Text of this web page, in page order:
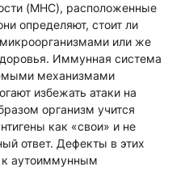
(MHC), расположенные
определяют, стоит ли
или же
Иммунная система
механизмами
избежать атаки на
организм учится
как «свои» и не
ответ. Дефекты в этих
к аутоиммунным